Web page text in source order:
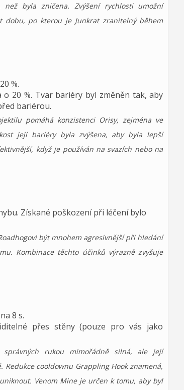
byla zničena. Zvýšení rychlosti umožní
po kterou je Junkrat zranitelný během
%.
20 %. Tvar bariéry byl změněn tak, aby
bariérou.
pomáhá konzistenci Orisy, zejména ve
její bariéry byla zvýšena, aby byla lepší
když je používán na svazích nebo na
Získané poškození při léčení bylo
být mnohem agresivnější při hledání
Kombinace těchto účinků výrazně zvyšuje
8 s.
přes stěny (pouze pro vás jako
správných rukou mimořádně silná, ale její
cooldownu Grappling Hook znamená,
Venom Mine je určen k tomu, aby byl